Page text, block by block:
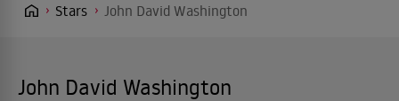
Stars John David Washington
John David Washington